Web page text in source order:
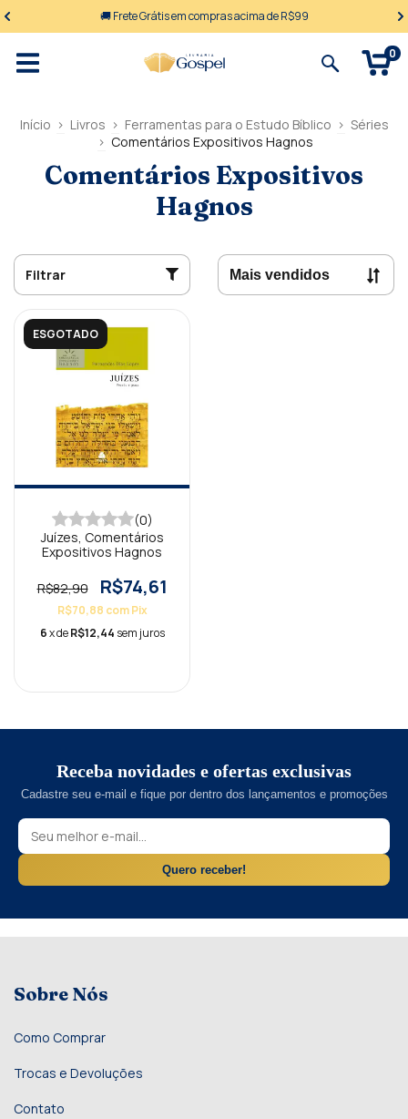
🚚 Frete Grátis em compras acima de R$99
0
Início > Livros > Ferramentas para o Estudo Bíblico > Séries
> Comentários Expositivos Hagnos
Comentários Expositivos
Hagnos
Filtrar
ESGOTADO
(0)
Juízes, Comentários
Expositivos Hagnos
R$82,90 R$74,61
R$70,88 com Pix
6x deR$12,44 sem juros
Receba novidades e ofertas exclusivas
Cadastre seu e-mail e fique por dentro dos lançamentos e promoções
Quero receber!
Sobre Nós
Como Comprar
Trocas e Devoluções
Contato